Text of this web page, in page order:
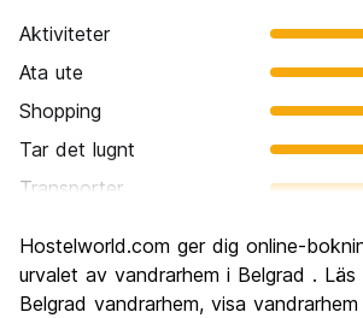
Aktiviteter
Ata ute
Shopping
Tar det lugnt
Transporter
Kultur
Festa
Hostelworld.com ger dig online-
urvalet av vandrarhem i Belgrad . Läs
Belgrad vandrarhem, visa